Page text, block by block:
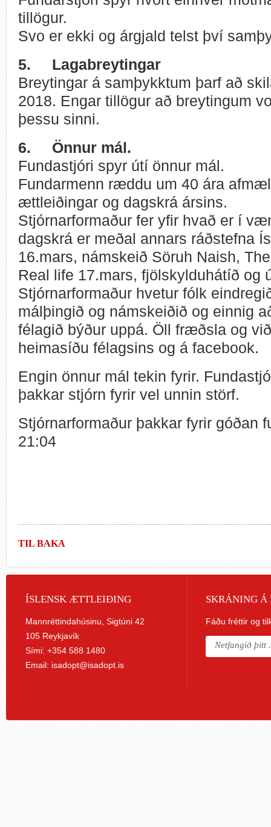
tillögur.
Svo er ekki og árgjald telst því
5. Lagabreytingar
Breytingar á samþykktum þarf að
2018. Engar tillögur að breytingum
þessu sinni.
6. Önnur mál.
Fundastjóri spyr útí önnur mál.
Fundarmenn ræddu um 40 ára
ættleiðingar og dagskrá ársins.
Stjórnarformaður fer yfir hvað er í
dagskrá er meðal annars ráðstefna
16.mars, námskeið Söruh Naish,
Real life 17.mars, fjölskylduhátíð og
Stjórnarformaður hvetur fólk
málþingið og námskeiðið og einnig
félagið býður uppá. Öll fræðsla og
heimasíðu félagsins og á facebook.
Engin önnur mál tekin fyrir.
þakkar stjórn fyrir vel unnin störf.
Stjórnarformaður þakkar fyrir góðan
21:04
TIL BAKA
ÍSLENSK ÆTTLEIÐING
Mannréttindahúsinu, Sigtúni 42
105 Reykjavík
Sími: +354 588 1480
Email: isadopt@isadopt.is
SKRÁNING Á
Fáðu fréttir og